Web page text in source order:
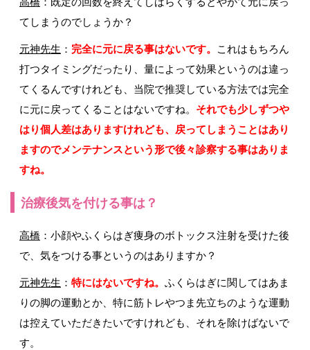
てしまうのでしょうか？
元神先生 ： 完全に元に戻る事はないです。
これはもちろん
打つタイミングだったり、量によって効果というのは違っ
てくるんですけれども、当院で推奨している方法では完全
に元に戻ってくることはないですね。 それでも少しずつや
はり個人差はありますけれども、戻ってしまうことはあり
ますのでメンテナンスという形で後々診察する事はありま
すね。
治療後気を付ける事は？
高橋 ：小顔やふくらはぎ痩身のボトックス注射を受けた後
で、気をつける事というのはありますか？
元神先生 ： 特にはないですね。 ふくらはぎに関してはあま
りの脚の運動とか、特に筋トレやつま先立ちのような運動
は控えていただきたいですけれども、それを除けばないで
す。